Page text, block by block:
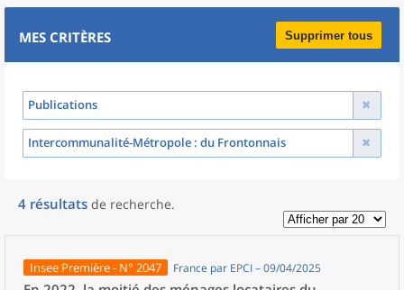
MES CRITÈRES Supprimer tous
Publications
Intercommunalité-Métropole : du Frontonnais
4 résultats de recherche.
Insee Première - N° 2047 France par EPCI – 09/04/2025